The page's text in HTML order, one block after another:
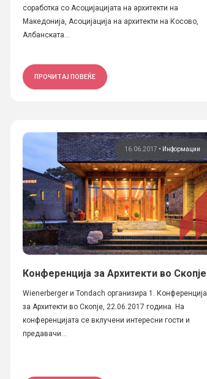
соработка со Асоцијацијата на архитекти на
Македонија, Асоцијација на архитекти на Косово,
Албанската...
ПРОЧИТАЈ ПОВЕЌЕ
16.06.2017 • Информации
Конференција за Архитекти во Скопје
Wienerberger и Tondach организира 1. Конференција
за Архитекти во Скопје, 22.06.2017 година. На
конференцијата се вклучени интересни гости и
предавачи...